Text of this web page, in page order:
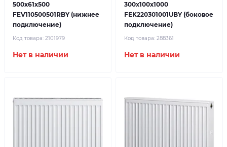
500x61x500
FEV110500501RBY (нижнее
подключение)
Код товара: 2101979
Нет в наличии
300x100x1000
FEK220301001UBY (боковое
подключение)
Код товара: 288361
Нет в наличии